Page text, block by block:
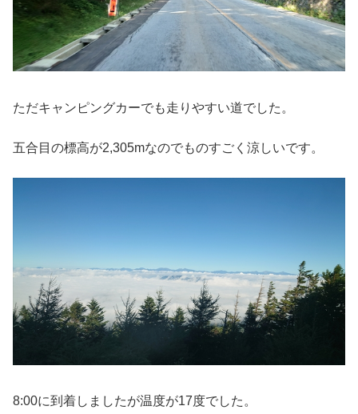
ただキャンピングカーでも走りやすい道でした。
五合目の標高が2,305mなのでものすごく涼しいです。
8:00に到着しましたが温度が17度でした。